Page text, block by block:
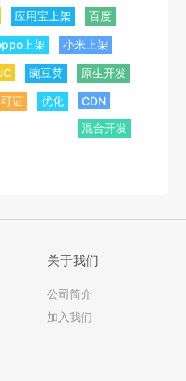
应用宝上架 百度
上架 小米上架
豌豆荚 原生开发
证 优化
CDN
混合开发
关于我们
公司简介
加入我们